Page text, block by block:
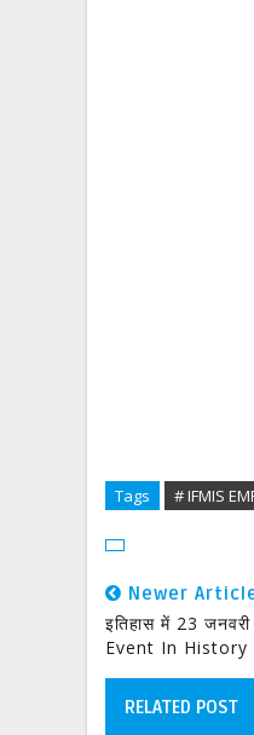
Tags # IFMIS
Newer
इतिहास में 23
Event In History
RELATED POST